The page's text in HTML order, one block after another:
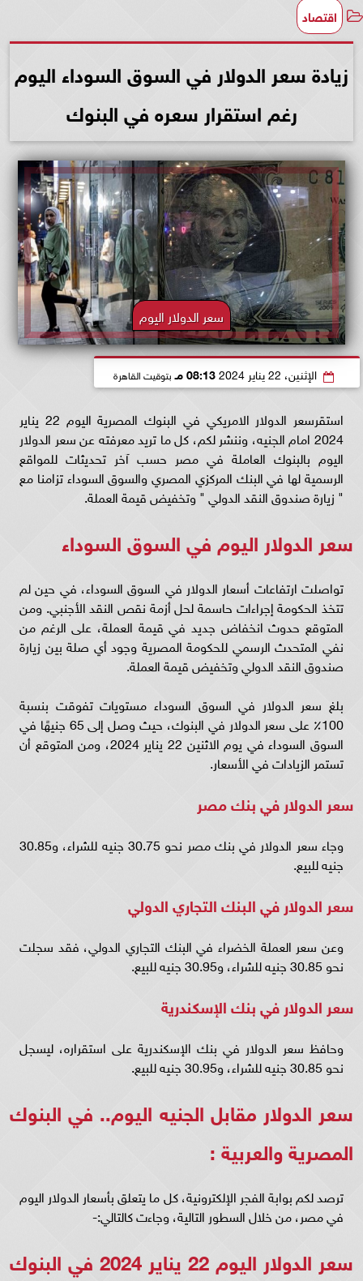
اقتصاد
زيادة سعر الدولار في السوق السوداء اليوم
رغم استقرار سعره في البنوك
سعر الدولار اليوم
الإثنين، 22 يناير 2024 08:13 مـ بتوقيت القاهرة
استقرسعر الدولار الامريكي في البنوك المصرية اليوم 22 يناير
2024 امام الجنيه، وننشر لكم، كل ما تريد معرفته عن سعر الدولار
اليوم بالبنوك العاملة في مصر حسب آخر تحديثات للمواقع
الرسمية لها في البنك المركزي المصري والسوق السوداء تزامنا مع
" زيارة صندوق النقد الدولي " وتخفيض قيمة العملة.
سعر الدولار اليوم في السوق السوداء
تواصلت ارتفاعات أسعار الدولار في السوق السوداء، في حين لم
تتخذ الحكومة إجراءات حاسمة لحل أزمة نقص النقد الأجنبي. ومن
المتوقع حدوث انخفاض جديد في قيمة العملة، على الرغم من
نفي المتحدث الرسمي للحكومة المصرية وجود أي صلة بين زيارة
صندوق النقد الدولي وتخفيض قيمة العملة.
بلغ سعر الدولار في السوق السوداء مستويات تفوقت بنسبة
100٪ على سعر الدولار في البنوك، حيث وصل إلى 65 جنيهًا في
السوق السوداء في يوم الاثنين 22 يناير 2024، ومن المتوقع أن
تستمر الزيادات في الأسعار.
سعر الدولار في بنك مصر
وجاء سعر الدولار في بنك مصر نحو 30.75 جنيه للشراء، و30.85
جنيه للبيع.
سعر الدولار في البنك التجاري الدولي
وعن سعر العملة الخضراء في البنك التجاري الدولي، فقد سجلت
نحو 30.85 جنيه للشراء، و30.95 جنيه للبيع.
سعر الدولار في بنك الإسكندرية
وحافظ سعر الدولار في بنك الإسكندرية على استقراره، ليسجل
نحو 30.85 جنيه للشراء، و30.95 جنيه للبيع.
سعر الدولار مقابل الجنيه اليوم.. في البنوك
المصرية والعربية :
ترصد لكم بوابة الفجر الإلكترونية، كل ما يتعلق بأسعار الدولار اليوم
في مصر، من خلال السطور التالية، وجاءت كالتالي:-
سعر الدولار اليوم 22 يناير 2024 في البنوك